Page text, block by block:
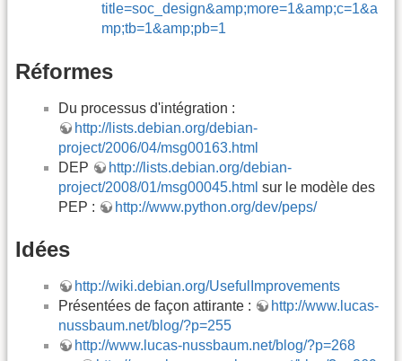
title=soc_design&amp;more=1&amp;c=1&a
mp;tb=1&amp;pb=1
Réformes
Du processus d'intégration :
http://lists.debian.org/debian-
project/2006/04/msg00163.html
DEP
http://lists.debian.org/debian-
project/2008/01/msg00045.html sur le modèle des
PEP :
http://www.python.org/dev/peps/
Idées
http://wiki.debian.org/UsefulImprovements
Présentées de façon attirante :
http://www.lucas-
nussbaum.net/blog/?p=255
http://www.lucas-nussbaum.net/blog/?p=268